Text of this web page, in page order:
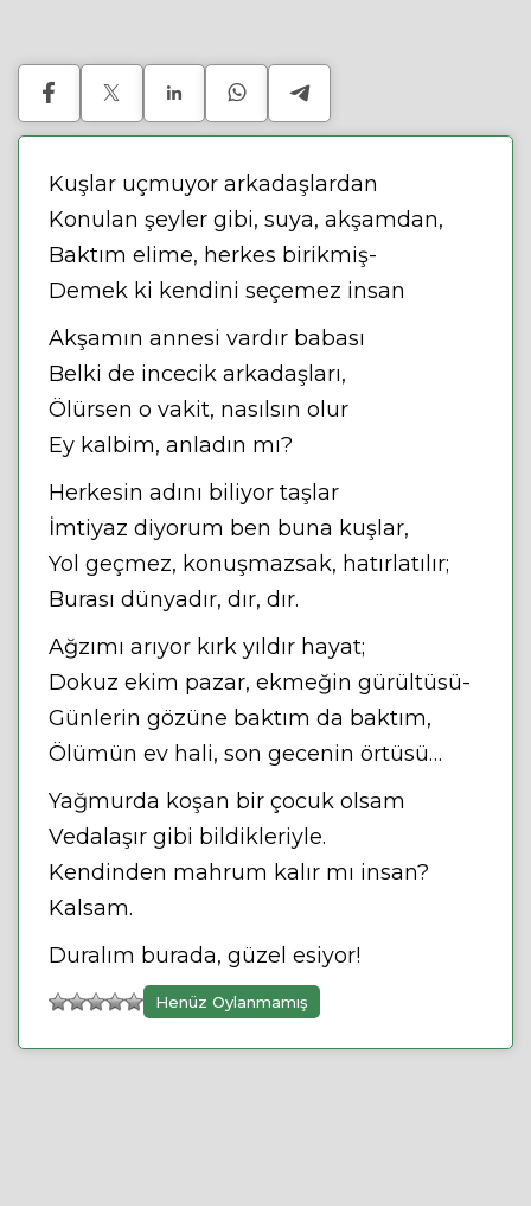
Kuşlar uçmuyor arkadaşlardan
Konulan şeyler gibi, suya, akşamdan,
Baktım elime, herkes birikmiş-
Demek ki kendini seçemez insan
Akşamın annesi vardır babası
Belki de incecik arkadaşları,
Ölürsen o vakit, nasılsın olur
Ey kalbim, anladın mı?
Herkesin adını biliyor taşlar
İmtiyaz diyorum ben buna kuşlar,
Yol geçmez, konuşmazsak, hatırlatılır;
Burası dünyadır, dır, dır.
Ağzımı arıyor kırk yıldır hayat;
Dokuz ekim pazar, ekmeğin gürültüsü-
Günlerin gözüne baktım da baktım,
Ölümün ev hali, son gecenin örtüsü…
Yağmurda koşan bir çocuk olsam
Vedalaşır gibi bildikleriyle.
Kendinden mahrum kalır mı insan?
Kalsam.
Duralım burada, güzel esiyor!
Henüz Oylanmamış